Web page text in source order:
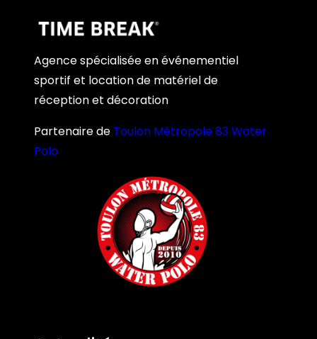
Agence spécialisée en événementiel
sportif et location de matériel de
réception et décoration
Partenaire de Toulon Métropole 83 Water
Polo